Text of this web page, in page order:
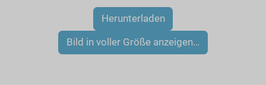
Herunterladen
Bild in voller Größe anzeigen…